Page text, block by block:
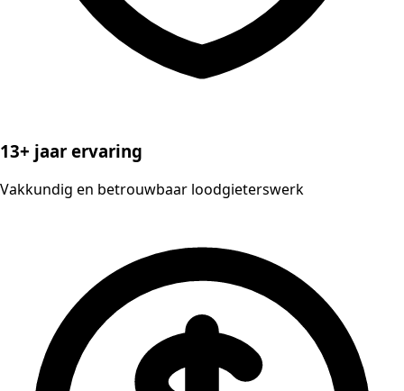
13+ jaar ervaring
Vakkundig en betrouwbaar loodgieterswerk